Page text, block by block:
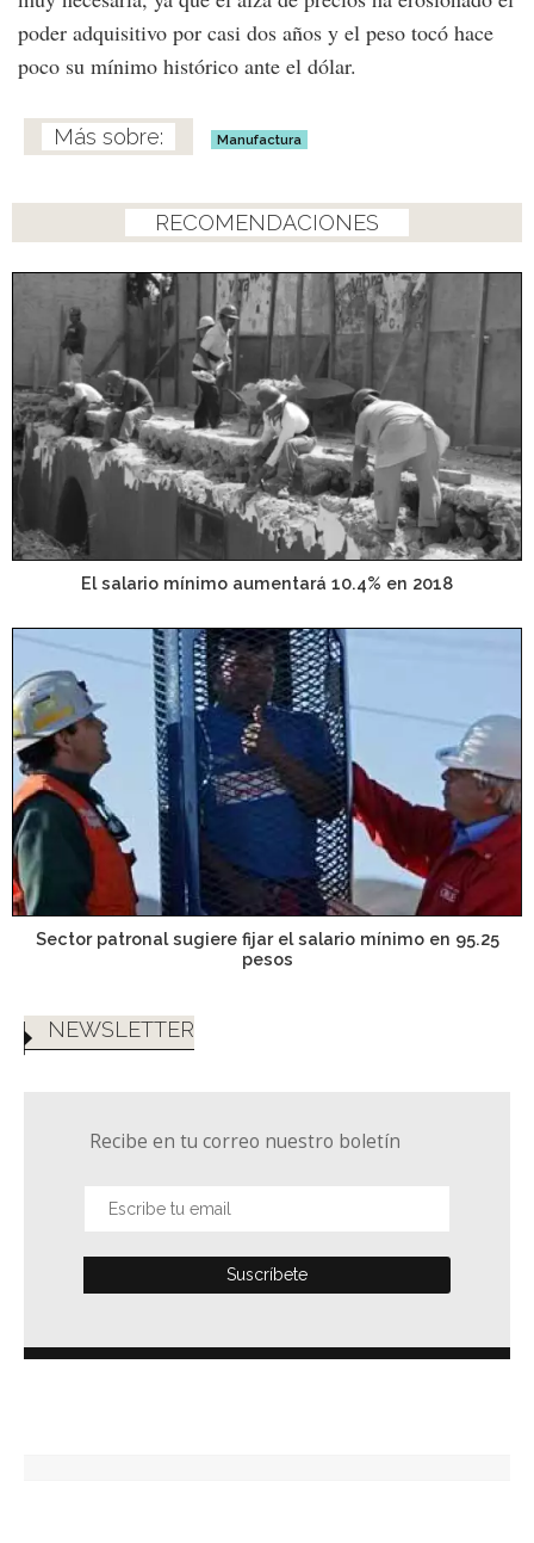
poder adquisitivo por casi dos años y el peso tocó hace
poco su mínimo histórico ante el dólar.
Manufactura
RECOMENDACIONES
El salario mínimo aumentará 10.4% en 2018
Sector patronal sugiere fijar el salario mínimo en 95.25
pesos
NEWSLETTER
Recibe en tu correo nuestro boletín